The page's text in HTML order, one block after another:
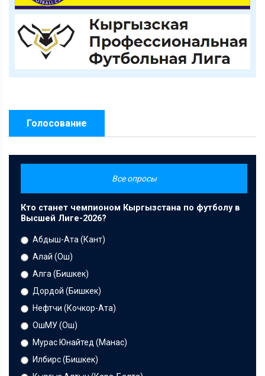
Голосование
Все опросы
Кто станет чемпионом Кыргызстана по футболу в
Высшей Лиге-2026?
Абдыш-Ата (Кант)
Алай (Ош)
Алга (Бишкек)
Дордой (Бишкек)
Нефтчи (Кочкор-Ата)
ОшМУ (Ош)
Мурас Юнайтед (Манас)
Илбирс (Бишкек)